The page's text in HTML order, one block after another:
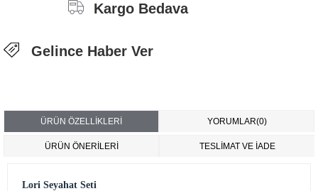
Kargo Bedava
Gelince Haber Ver
ÜRÜN ÖZELLIKLERI YORUMLAR(0)
ÜRÜN ÖNERILERI TESLİMAT VE İADE
Lori Seyahat Seti